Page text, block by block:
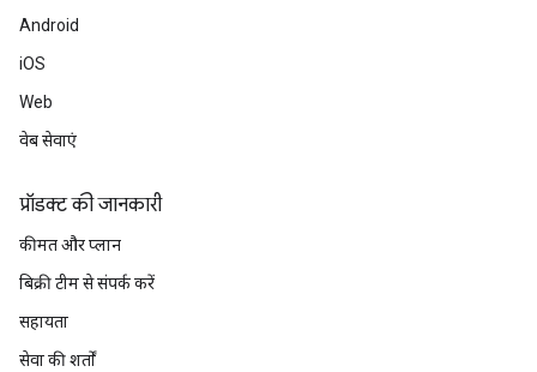
Android
iOS
Web
वेब सेवाएं
प्रॉडक्ट की जानकारी
कीमत और प्लान
बिक्री टीम से संपर्क करें
सहायता
सेवा की शर्तों